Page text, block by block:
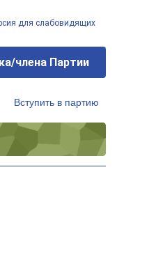
для слабовидящих
члена Партии
Вступить в партию